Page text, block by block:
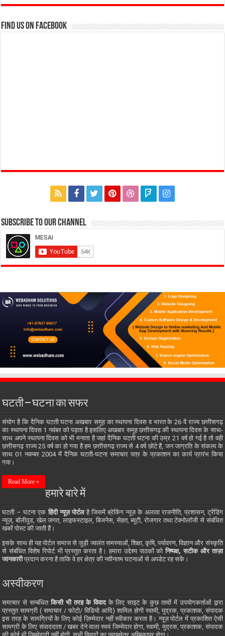
Find us on Facebook
Subscribe to our Channel
घटती – घटना का सफर
संयोग है कि दैनिक घटती घटना अखबार समूह का स्थापना दिवस व भारत के 26 वें राज्य छत्तीसगढ़
का स्थापना दिवस 1 नवंबर को पड़ता है इसलिए अखबार समूह छत्तीसगढ़ की स्थापना दिवस के साथ-
साथ अपने स्थापना दिवस को भी मनाता है जहां दैनिक घटती घटना की उम्र 21 वर्ष हो गई है तो वही
छत्तीसगढ़ राज्य 25 वर्ष का हो गया है हम छत्तीसगढ़ राज्य से 4 वर्ष छोटे हैं, जन जाग्रति के संकल्प के
साथ 01 नवम्बर 2004 में दैनिक घटती-घटना समाचार पत्र के प्रकाशन का कार्य प्रारंभ किया
गया।
Read More »
हमारे बारे में
घटती – घटना एक हिंदी न्यूज़ पोर्टलहै जिसमें ब्रेकिंग न्यूज़ के अलावा राजनीति, प्रशासन, ट्रेंडिंग
न्यूज़, बॉलीवुड, खेल जगत, लाइफस्टाइल, बिजनेस, सेहत, ब्यूटी, रोजगार तथा टेक्नोलॉजी से संबंधित
खबरें पोस्ट की जाती हैं।
इसके साथ ही यह पोर्टल समाज से जुड़ी ज्वलंत समस्याओं, शिक्षा, कृषि, पर्यावरण, विज्ञान और संस्कृति
से संबंधित विशेष रिपोर्ट भी प्रस्तुत करता है। हमारा उद्देश्य पाठकों कोनिष्पक्ष, सटीक और ताज़ा
जानकारीप्रदान करना है ताकि वे हर क्षेत्र की नवीनतम घटनाओं से अपडेट रह सकें।
अस्वीकरण
समाचार से सम्बंधितकिसी भी तरह के विवादके लिए साइट के कुछ तत्वों में उपयोगकर्ताओं द्वारा
प्रस्तुत सामग्री ( समाचार / फोटो/ विडियो आदि) शामिल होगी स्वामी, मुद्रक, प्रकाशक, संपादक
इस तरह के सामग्रियों के लिए कोई ज़िम्मेदार नहीं स्वीकार करता है। न्यूज़ पोर्टल में प्रकाशित ऐसी
सामग्री के लिए संवाददाता / खबर देने वाला स्वयं जिम्मेदार होगा, स्वामी, मुद्रक, प्रकाशक, संपादक